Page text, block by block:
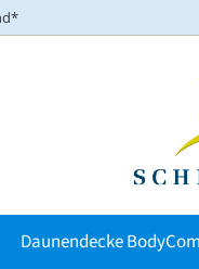
Daunendecke